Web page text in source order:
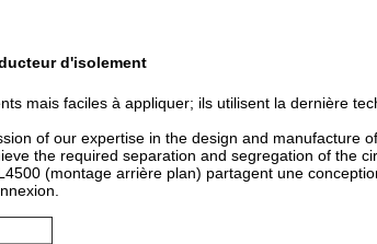
d'isolement
mais faciles à appliquer; ils utilisent la dernière
of our expertise in the design and manufacture
the required separation and segregation of the
(montage arrière plan) partagent une